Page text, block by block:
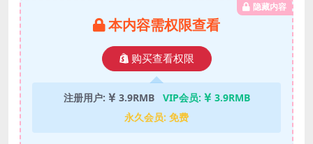
隐藏内容
本内容需权限查看
购买查看权限
注册用户: 3.9RMB VIP会员:
3.9RMB
永久会员: 免费